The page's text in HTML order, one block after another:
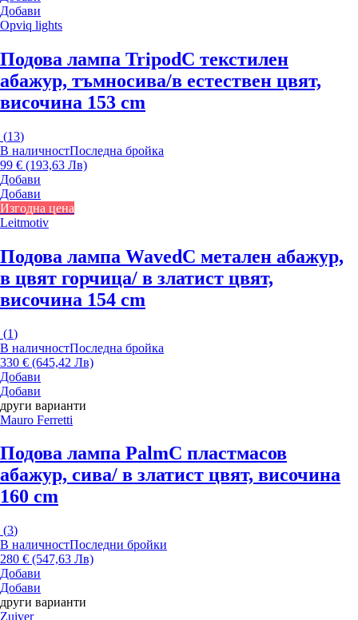
Добави
Opviq lights
Подова лампа TripodС текстилен
абажур, тъмносива/в естествен цвят,
височина 153 cm
(13)
В наличностПоследна бройка
99 € (193,63 Лв)
Добави
Добави
Изгодна цена
Leitmotiv
Подова лампа WavedС метален абажур,
в цвят горчица/ в златист цвят,
височина 154 cm
(1)
В наличностПоследна бройка
330 € (645,42 Лв)
Добави
Добави
други варианти
Mauro Ferretti
Подова лампа PalmС пластмасов
абажур, сива/ в златист цвят, височина
160 cm
(3)
В наличностПоследни бройки
280 € (547,63 Лв)
Добави
Добави
други варианти
Zuiver